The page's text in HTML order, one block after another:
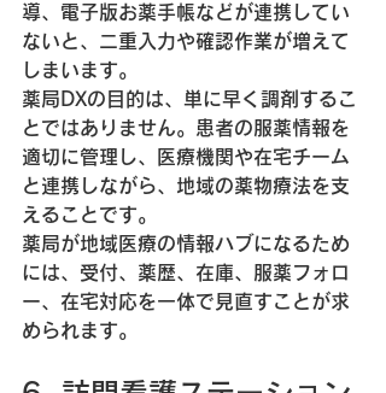
導、電子版お薬手帳などが連携してい
ないと、二重入力や確認作業が増えて
しまいます。
薬局DXの目的は、単に早く調剤するこ
とではありません。患者の服薬情報を
適切に管理し、医療機関や在宅チーム
と連携しながら、地域の薬物療法を支
えることです。
薬局が地域医療の情報ハブになるため
には、受付、薬歴、在庫、服薬フォロ
ー、在宅対応を一体で見直すことが求
められます。